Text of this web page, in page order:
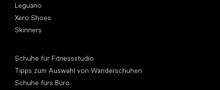
Leguano
Xero Shoes
Skinners
Schuhe für Fitnessstudio
Tipps zum Auswahl von Wanderschuhen
Schuhe fürs Büro